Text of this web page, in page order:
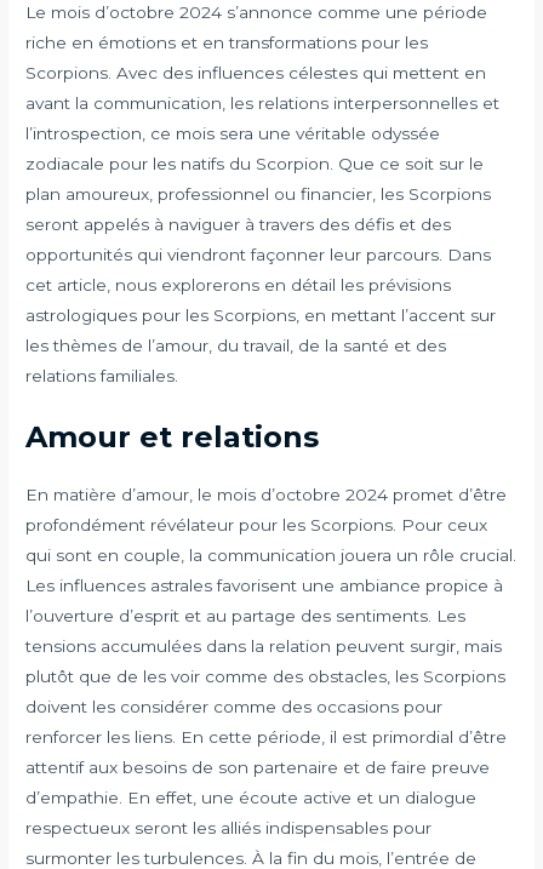
Le mois d’octobre 2024 s’annonce comme une période
riche en émotions et en transformations pour les
Scorpions. Avec des influences célestes qui mettent en
avant la communication, les relations interpersonnelles et
l’introspection, ce mois sera une véritable odyssée
zodiacale pour les natifs du Scorpion. Que ce soit sur le
plan amoureux, professionnel ou financier, les Scorpions
seront appelés à naviguer à travers des défis et des
opportunités qui viendront façonner leur parcours. Dans
cet article, nous explorerons en détail les prévisions
astrologiques pour les Scorpions, en mettant l’accent sur
les thèmes de l’amour, du travail, de la santé et des
relations familiales.
Amour et relations
En matière d’amour, le mois d’octobre 2024 promet d’être
profondément révélateur pour les Scorpions. Pour ceux
qui sont en couple, la communication jouera un rôle crucial.
Les influences astrales favorisent une ambiance propice à
l’ouverture d’esprit et au partage des sentiments. Les
tensions accumulées dans la relation peuvent surgir, mais
plutôt que de les voir comme des obstacles, les Scorpions
doivent les considérer comme des occasions pour
renforcer les liens. En cette période, il est primordial d’être
attentif aux besoins de son partenaire et de faire preuve
d’empathie. En effet, une écoute active et un dialogue
respectueux seront les alliés indispensables pour
surmonter les turbulences. À la fin du mois, l’entrée de